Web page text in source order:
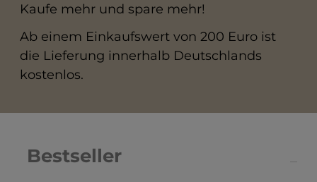
Kaufe mehr und spare mehr!
Ab einem Einkaufswert von 200 Euro ist
die Lieferung innerhalb Deutschlands
kostenlos.
Bestseller